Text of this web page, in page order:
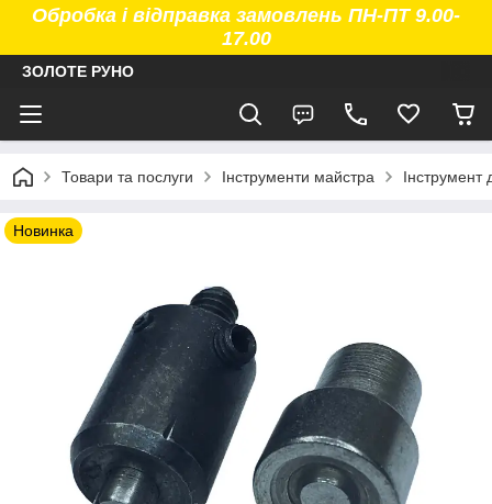
Обробка і відправка замовлень ПН-ПТ 9.00-
17.00
ЗОЛОТЕ РУНО
Товари та послуги Інструменти майстра Інструмент
Новинка